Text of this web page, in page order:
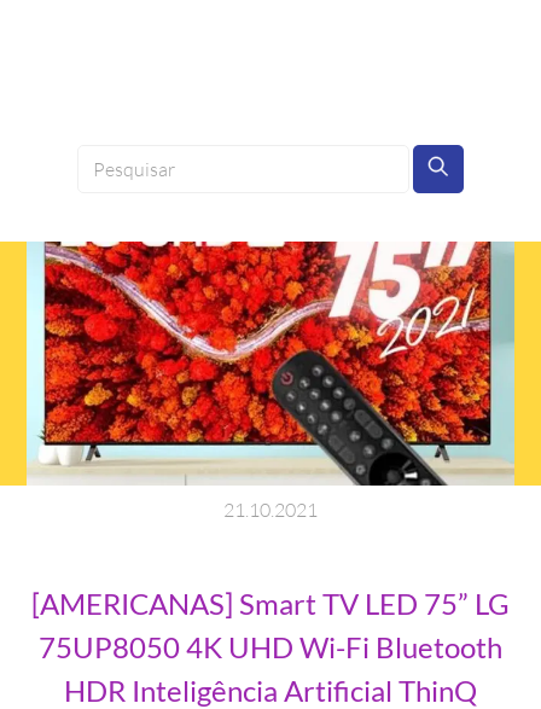
21 10 2021
[AMERICANAS] Smart TV LED 75” LG
75UP8050 4K UHD Wi-Fi Bluetooth
HDR Inteligência Artificial ThinQ